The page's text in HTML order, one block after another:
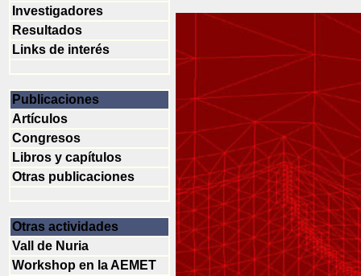
Investigadores
Resultados
Links de interés
Publicaciones
Artículos
Congresos
Libros y capítulos
Otras publicaciones
Otras actividades
Vall de Nuria
Workshop en la AEMET